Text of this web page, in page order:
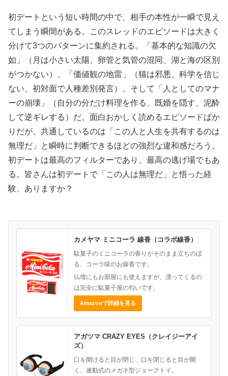
初デートという短い時間の中で、相手の本性が一瞬で見え
てしまう瞬間がある。このスレッドのエピソードは大きく
分けて3つのパターンに集約される。「基本的な知識の欠
如」（月は小さい太陽、卵管と気管の混同、湖と海の区別
がつかない）、「価値観の地雷」（猫は邪悪、科学を信じ
ない、初対面で人種差別発言）、そして「人としてのマナ
ーの崩壊」（自分の分だけ料理を作る、既婚を隠す、泥酔
して逆ギレする）だ。面白おかしく読めるエピソードばか
りだが、共通しているのは「この人と人生を共有するのは
無理だ」と瞬時に判断できるほどの強烈な違和感だろう。
初デートは最高のフィルターであり、最高の逃げ場でもあ
る。皆さんは初デートで「この人は無理だ」と悟った経
験、ありますか？
カメヤマ ミニコーラ 線香（コラボ線香）
駄菓子のミニコーラの香りがそのまま立ちのぼ
る、コーラ味のお線香です。
仏壇にもお部屋にも使えますが、漂ってくるの
は完全に駄菓子屋の匂いです。
Amazonで詳細を見る
アガツマ CRAZY EYES（クレイジーアイ
ズ）
口を開けると目が閉じ、口を閉じると目が開
く、連動式のメガネ型ジョークトイ。